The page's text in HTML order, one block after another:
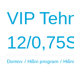
VIP
12/
Domov / Hišni program /